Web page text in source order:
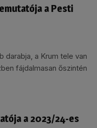
a Pesti
darabja, a Krum tele van
fájdalmasan őszintén
a 2023/24-es